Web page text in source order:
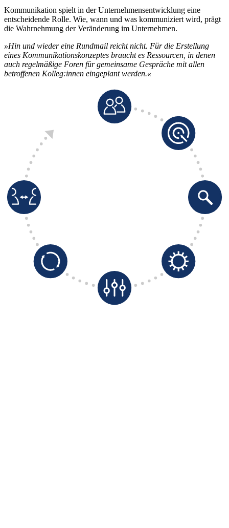
Kommunikation spielt in der Unternehmensentwicklung eine
entscheidende Rolle. Wie, wann und was kommuniziert wird, prägt
die Wahrnehmung der Veränderung im Unternehmen.
»Hin und wieder eine Rundmail reicht nicht. Für die Erstellung
eines Kommunikationskonzeptes braucht es Ressourcen, in denen
auch regelmäßige Foren für gemeinsame Gespräche mit allen
betroffenen Kolleg:innen eingeplant werden.«